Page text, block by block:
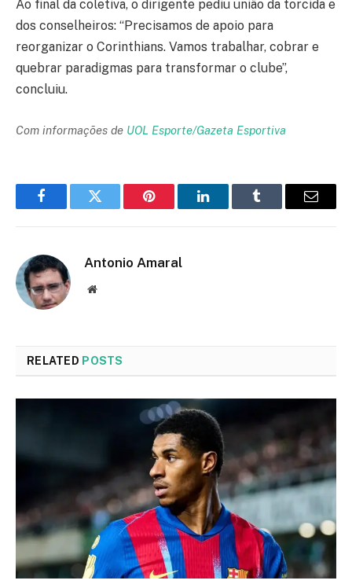
Ao final da coletiva, o dirigente pediu união da torcida e
dos conselheiros: “Precisamos de apoio para
reorganizar o Corinthians. Vamos trabalhar, cobrar e
quebrar paradigmas para transformar o clube”,
concluiu.
Com informações de UOL Esporte/Gazeta Esportiva
FacebookTwitter Pinterest LinkedInTumblr Email
Antonio Amaral
Website
RELATED POSTS